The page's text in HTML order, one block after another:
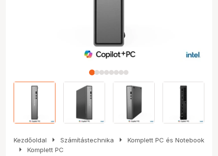
Kezdőoldal arrow_right Számítástechnika arrow_right Komplett PC és Notebook
arrow_right Komplett PC